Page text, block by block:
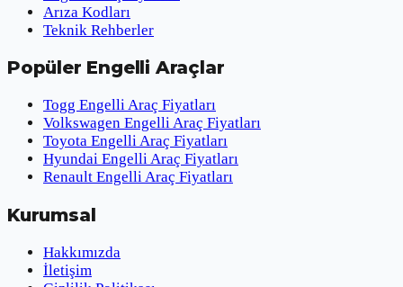
Arıza Kodları
Teknik Rehberler
Popüler Engelli Araçlar
Togg Engelli Araç Fiyatları
Volkswagen Engelli Araç Fiyatları
Toyota Engelli Araç Fiyatları
Hyundai Engelli Araç Fiyatları
Renault Engelli Araç Fiyatları
Kurumsal
Hakkımızda
İletişim